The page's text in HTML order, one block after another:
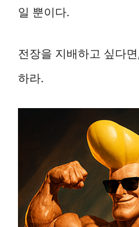
일 뿐이다.
전장을 지배하고 싶다
하라.